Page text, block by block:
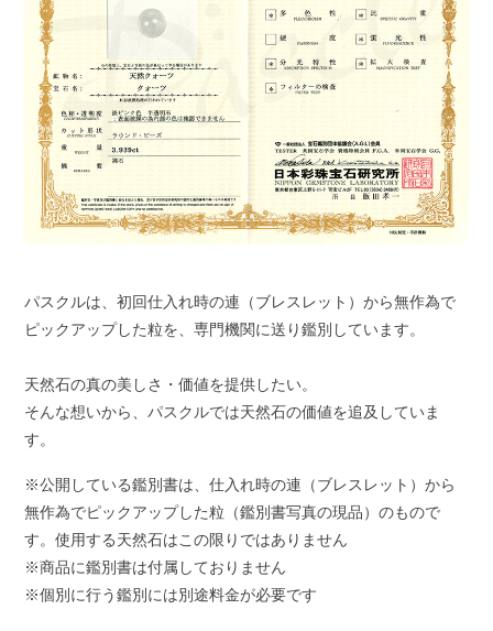
パスクルは、初回仕入れ時の連（ブレスレット）から無作為で
ピックアップした粒を、専門機関に送り鑑別しています。
天然石の真の美しさ・価値を提供したい。
そんな想いから、パスクルでは天然石の価値を追及していま
す。
※公開している鑑別書は、仕入れ時の連（ブレスレット）から
無作為でピックアップした粒（鑑別書写真の現品）のもので
す。使用する天然石はこの限りではありません
※商品に鑑別書は付属しておりません
※個別に行う鑑別には別途料金が必要です